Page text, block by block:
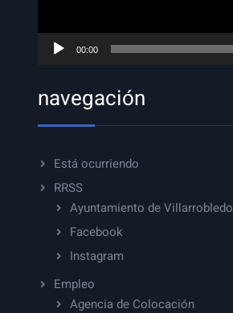
00:00
navegación
Está ocurriendo
RRSS
Ayuntamiento de Villarrobledo
Facebook
Instagram
Empleo
Agencia de Colocación